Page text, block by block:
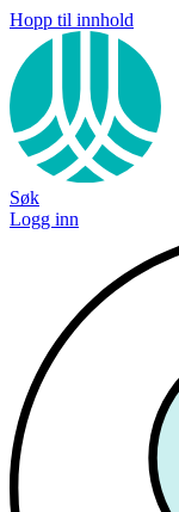
Hopp til innhold
Søk
Logg inn